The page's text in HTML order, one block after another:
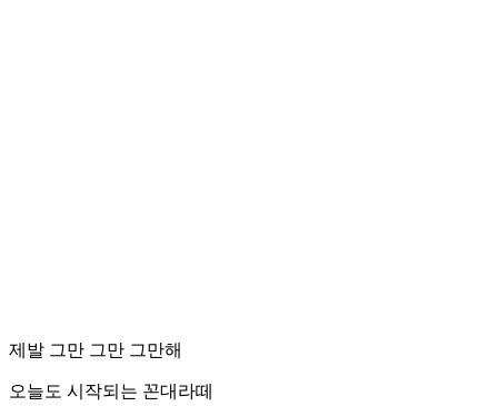
제발 그만 그만 그만해
오늘도 시작되는 꼰대라떼